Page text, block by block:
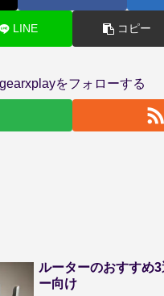
LINE コピー
gearxplayをフォローする
ルーターのおすすめ
ー向け